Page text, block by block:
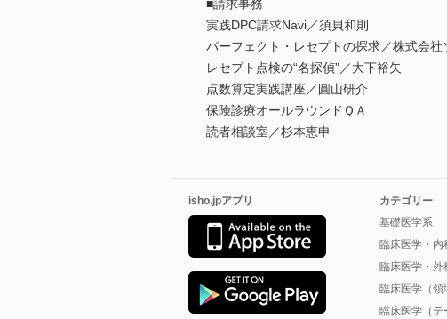
■請求事務
実践DPC請求Navi／須貝和則
パーフェクト・レセプトの探求／株式会社
レセプト点検の“名探偵”／大下裕矢
点数算定実践講座／圓山研介
保険診療オールラウンドＱＡ
読者相談室／杉本恵申
isho.jpアプリ
カテゴリー
基礎医学系
臨床医学・内
臨床医学・外
臨床医学（領
臨床医学（テ